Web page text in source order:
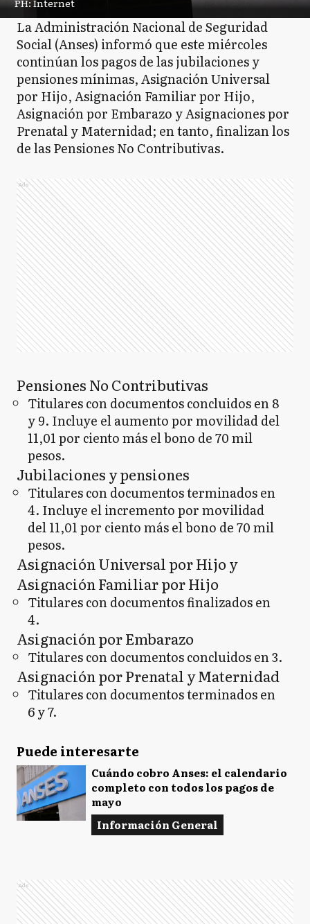
PH: Internet
La Administración Nacional de Seguridad
Social (Anses) informó que este miércoles
continúan los pagos de las jubilaciones y
pensiones mínimas, Asignación Universal
por Hijo, Asignación Familiar por Hijo,
Asignación por Embarazo y Asignaciones por
Prenatal y Maternidad; en tanto, finalizan los
de las Pensiones No Contributivas.
Ads
Pensiones No Contributivas
Titulares con documentos concluidos en 8
y 9. Incluye el aumento por movilidad del
11,01 por ciento más el bono de 70 mil
pesos.
Jubilaciones y pensiones
Titulares con documentos terminados en
4. Incluye el incremento por movilidad
del 11,01 por ciento más el bono de 70 mil
pesos.
Asignación Universal por Hijo y
Asignación Familiar por Hijo
Titulares con documentos finalizados en
4.
Asignación por Embarazo
Titulares con documentos concluidos en 3.
Asignación por Prenatal y Maternidad
Titulares con documentos terminados en
6 y 7.
Puede interesarte
Cuándo cobro Anses: el calendario
completo con todos los pagos de
mayo
Información General
Ads